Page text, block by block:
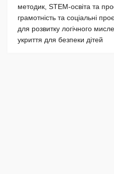
методик, STEM-освіта та
грамотність та соціальні
для розвитку логічного
укриття для безпеки дітей